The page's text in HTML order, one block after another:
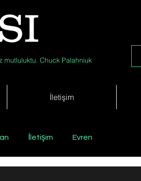
mutluluktu. Chuck Palahniuk
İletişim
İletişim Evren